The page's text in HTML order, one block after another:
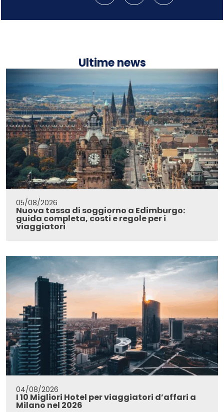
Ultime news
05/08/2026
Nuova tassa di soggiorno a Edimburgo:
guida completa, costi e regole per i
viaggiatori
04/08/2026
I 10 Migliori Hotel per viaggiatori d’affari a
Milano nel 2026